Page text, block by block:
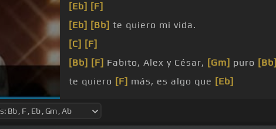
[Eb] [F]
[Eb] [Bb] te quiero mi vida.
[C] [F]
[Bb] [F] Fabito, Alex y César, [Gm] puro [Bb]
te quiero [F] más, es algo que [Eb]